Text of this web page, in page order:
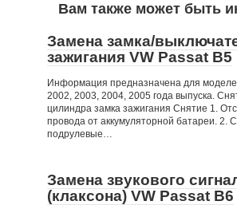
Вам также может быть
Замена замка/
зажигания VW Passat B5
Информация предназначена для
2002, 2003, 2004, 2005 года выпуска.
цилиндра замка зажигания Снятие 1.
провода от аккумуляторной батареи. 2.
подрулевые…
Замена звукового
(клаксона) VW Passat B6